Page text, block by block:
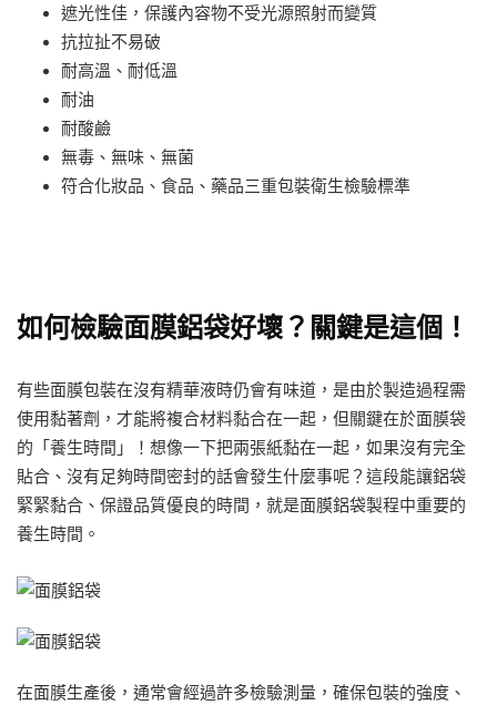
遮光性佳，保護內容物不受光源照射而變質
抗拉扯不易破
耐高溫、耐低溫
耐油
耐酸鹼
無毒、無味、無菌
符合化妝品、食品、藥品三重包裝衛生檢驗標準
如何檢驗面膜鋁袋好壞？關鍵是這個！
有些面膜包裝在沒有精華液時仍會有味道，是由於製造過程需
使用黏著劑，才能將複合材料黏合在一起，但關鍵在於面膜袋
的「養生時間」！想像一下把兩張紙黏在一起，如果沒有完全
貼合、沒有足夠時間密封的話會發生什麼事呢？這段能讓鋁袋
緊緊黏合、保證品質優良的時間，就是面膜鋁袋製程中重要的
養生時間。
在面膜生產後，通常會經過許多檢驗測量，確保包裝的強度、